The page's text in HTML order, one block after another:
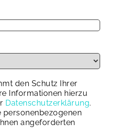
den Schutz Ihrer
Informationen hierzu
Datenschutzerklärung.
angeforderten